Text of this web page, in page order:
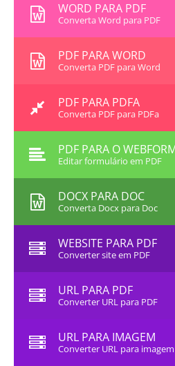
WORD PARA PDF
Converta Word para PDF
PDF PARA WORD
Converta PDF para Word
PDF PARA PDFA
Converta PDF para PDFa
PDF PARA O
Editar formulário em PDF
DOCX PARA DOC
Converta Docx para Doc
WEBSITE PARA PDF
Converter site em PDF
URL PARA PDF
Converter URL para PDF
URL PARA IMAGEM
Converter URL para imagem